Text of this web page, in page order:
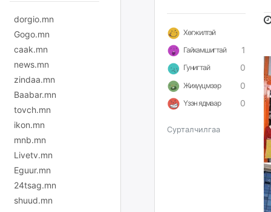
dorgio.mn
Gogo.mn
caak.mn
news.mn
zindaa.mn
Baabar.mn
tovch.mn
ikon.mn
mnb.mn
Livetv.mn
Eguur.mn
24tsag.mn
shuud.mn
Хөгжилтэй
Гайхамшигтай
1
Гунигтай 0
Жихүүцмээр 0
Үзэн ядмаар 0
Сурталчилгаа